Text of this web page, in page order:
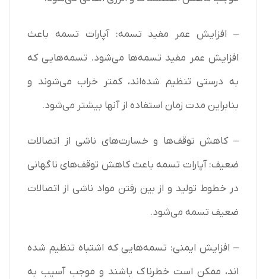
– افزایش عمر مفید تسمه: آپارات تسمه باعث
افزایش عمر مفید تسمه‌ها می‌شود. تسمه‌هایی که
به درستی تنظیم شده‌اند، کمتر خراب می‌شوند و
بنابراین مدت زمان استفاده از آنها بیشتر می‌شود.
– کاهش توقف‌ها و خسارت‌های ناشی از اتصالات
ضعیف: آپارات تسمه باعث کاهش توقف‌های ناگهانی
در خطوط تولید و از بین رفتن مواد ناشی از اتصالات
ضعیف تسمه می‌شود.
– افزایش ایمنی: تسمه‌هایی که اشتباه تنظیم شده
اند، ممکن است خطرناک باشند و موجب آسیب به